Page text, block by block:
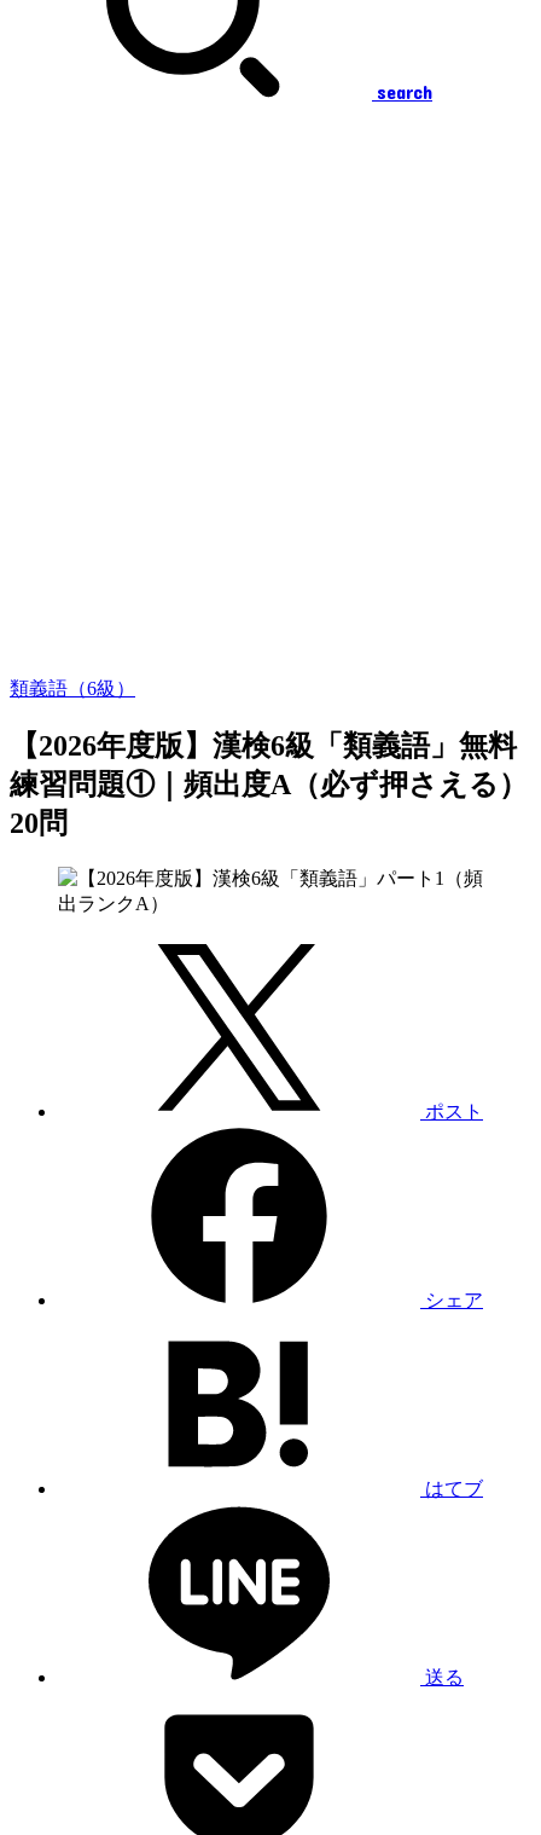
search
類義語（6級）
【2026年度版】漢検6級「類義語」無料
練習問題①｜頻出度A（必ず押さえる）
20問
ポスト
シェア
はてブ
送る